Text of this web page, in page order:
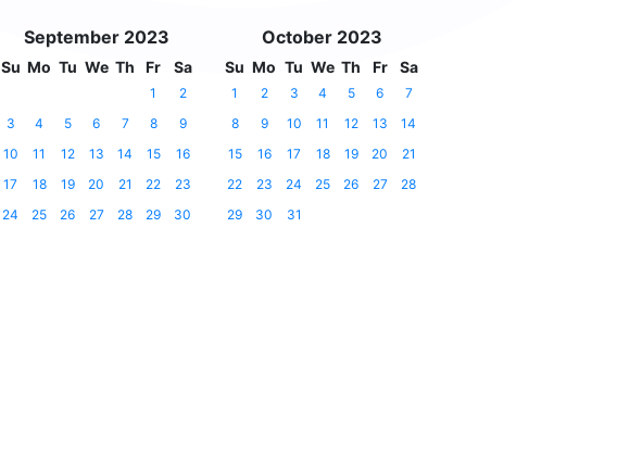
September 2023
Su Mo Tu We Th Fr Sa
1
2
3
4 5 6 7 8
9
10
11 12 13 14 15
16
17
18 19 20 21 22
23
24
25 26 27 28 29 30
October 2023
Su Mo Tu We Th Fr Sa
1 2 3 4 5 6
7
8
9 10 11 12 13
14
15
16 17 18 19 20
21
22
23 24 25 26 27
28
29
30 31